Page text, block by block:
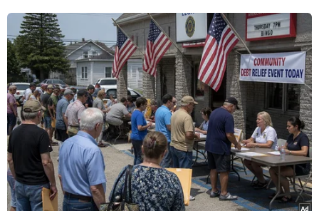
Hiển Nguyễn
12/11/2021 03:36
Tiền vệ Quang Hải một lần nữa là điểm sáng hiếm
hoi trong thất bại của đội tuyển Việt Nam trước
những đối thủ hàng đầu ở vòng loại thứ ba World
Cup 2022 khu vực châu Á.